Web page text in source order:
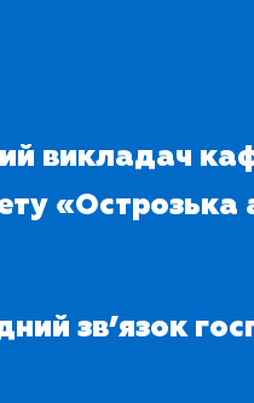
викладач
«Острозька
зв’язок